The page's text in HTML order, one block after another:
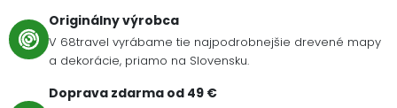
Originálny výrobca
V 68travel vyrábame tie najpodrobnejšie drevené mapy
a dekorácie, priamo na Slovensku.
Doprava zdarma od 49 €